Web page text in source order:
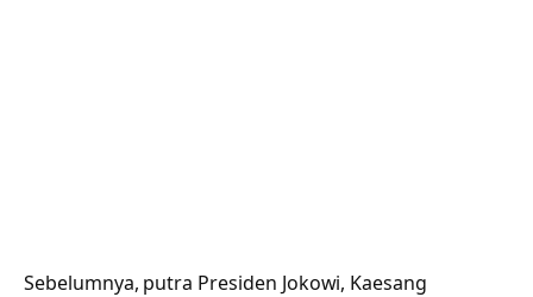
Sebelumnya, putra Presiden Jokowi, Kaesang